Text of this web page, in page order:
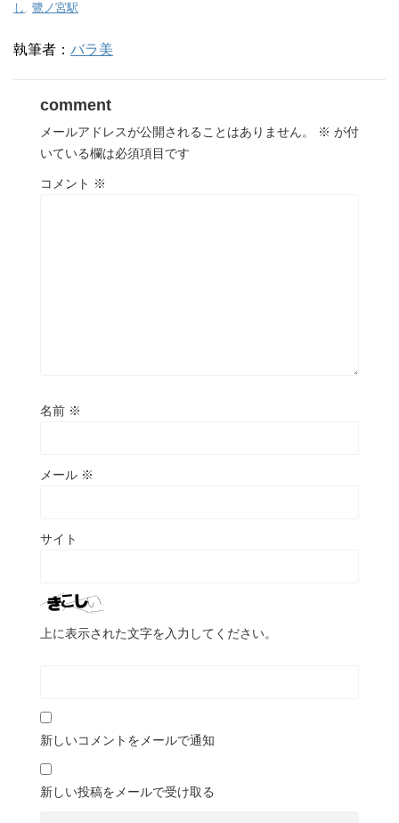
し , 鷺ノ宮駅
執筆者： バラ美
comment
メールアドレスが公開されることはありません。 ※ が付
いている欄は必須項目です
コメント ※
名前 ※
メール ※
サイト
上に表示された文字を入力してください。
新しいコメントをメールで通知
新しい投稿をメールで受け取る